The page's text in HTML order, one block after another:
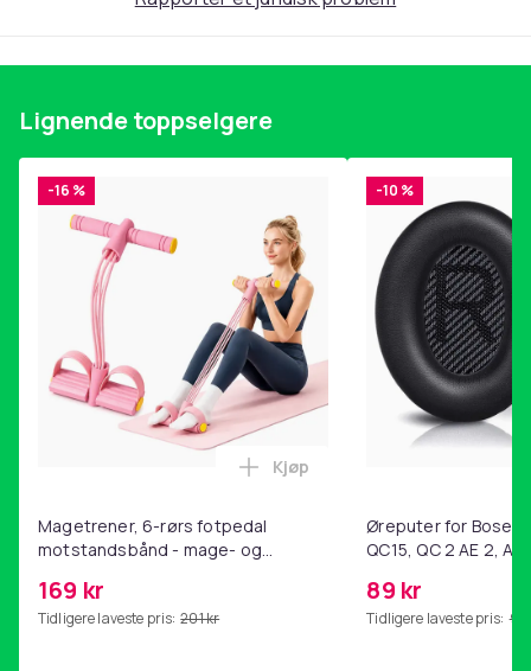
Beskyttende gummihjul
Størrelse (sete): 32 x 5 cm
Bredde (base): 40 cm
Høydejustering: 43–54 cm
Maks. belastning: 150 kg
Vekt, gram
3500
Artikkel nr.
7feb76c8-4b77-416e-a9bf-dc5343db61f2
Lignende toppselgere
-16 %
Magetrener, 6-rørs fotpedal
motstandsbånd - mage- og
hjemmegymnastikk Pink
169 kr
Tidligere laveste pris: 201 kr
Legg Magetrener, 6-rørs
Kjøp
-10 %
Øreputer for Bose
QC15, QC 2 AE 2, AE
89 kr
Tidligere laveste pris: 99